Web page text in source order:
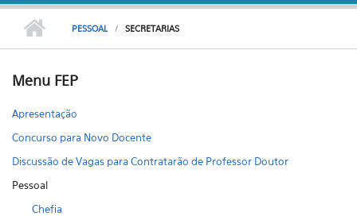
PESSOAL SECRETARIAS
Menu FEP
Apresentação
Concurso para Novo Docente
Discussão de Vagas para Contratarão de Professor Doutor
Pessoal
Chefia